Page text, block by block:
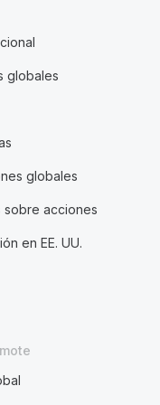
globales
globales
acciones
en EE. UU.